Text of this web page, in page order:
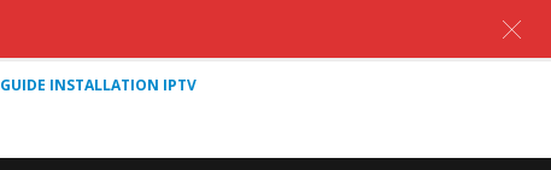
GUIDE INSTALLATION IPTV